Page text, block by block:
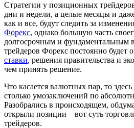
Стратегии у позиционных
дни и недели, а целые месяцы и
как и все, будут следить за
Форекс, однако большую часть
долгосрочным и фундаментальным
трейдеров Форекс постоянно будет
ставки, решения правительства и
чем принять решение.
Что касается валютных пар, то
столько умозаключений по
Разобрались в происходящем,
открыли позиции – вот суть
трейдеров.